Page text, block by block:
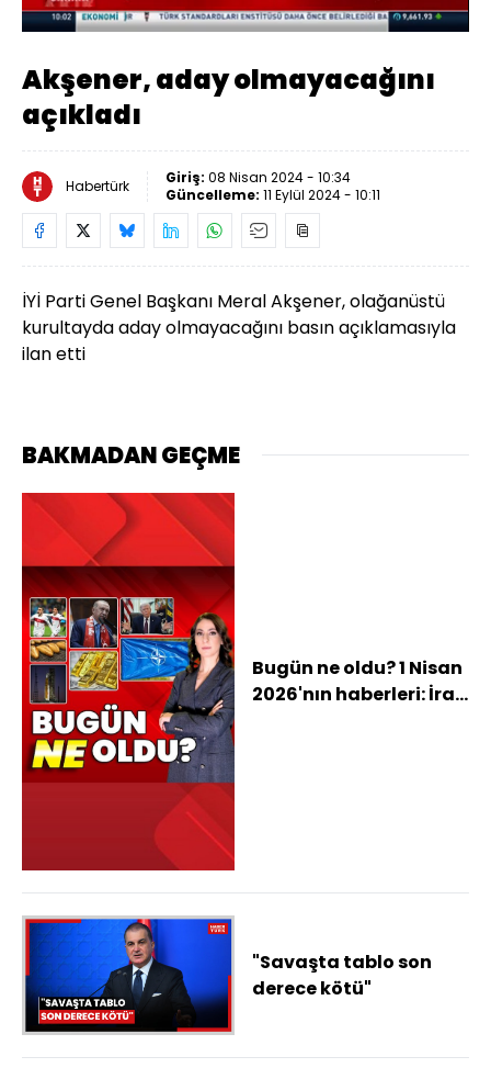
Sesi
Aç
Oynatma
Hızı
Akşener, aday olmayacağını
açıkladı
Habertürk Giriş: 08 Nisan 2024 - 10:34
Güncelleme: 11 Eylül 2024 - 10:11
İYİ Parti Genel Başkanı Meral Akşener, olağanüstü
kurultayda aday olmayacağını basın açıklamasıyla
ilan etti
BAKMADAN GEÇME
Bugün ne oldu? 1 Nisan
2026'nın haberleri: İran
"Savaşta tablo son
derece kötü"